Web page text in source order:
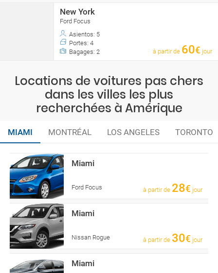
New York
Ford Focus
Asientos: 5
Portes: 4
Bagages: 2
à partir de 60€ jour
Locations de voitures pas chers
dans les villes les plus
recherchées à Amérique
MIAMI MONTRÉAL LOS ANGELES TORONTO
Miami
Ford Focus à partir de 28€ jour
Miami
Nissan Rogue à partir de 30€ jour
Miami